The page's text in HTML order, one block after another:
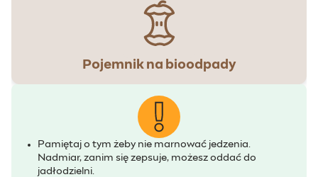
Pojemnik na bioodpady
Pamiętaj o tym żeby nie marnować jedzenia.
Nadmiar, zanim się zepsuje, możesz oddać do
jadłodzielni.